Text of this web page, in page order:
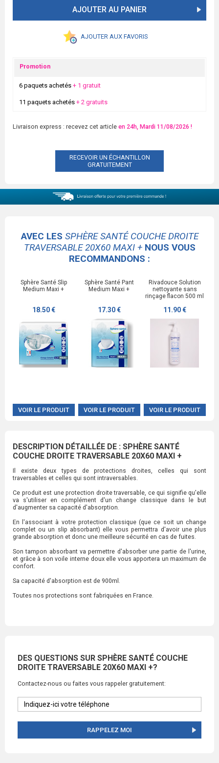
AJOUTER AU PANIER
AJOUTER AUX FAVORIS
Promotion
6 paquets achetés + 1 gratuit
11 paquets achetés + 2 gratuits
Livraison express : recevez cet article en 24h, Mardi 11/08/2026 !
RECEVOIR UN ÉCHANTILLON
GRATUITEMENT
AVEC LES SPHÈRE SANTÉ COUCHE DROITE
TRAVERSABLE 20X60 MAXI +NOUS VOUS
RECOMMANDONS :
Sphère Santé Slip
Medium Maxi +
18.50 €
VOIR LE PRODUIT
Sphère Santé Pant
Medium Maxi +
17.30 €
VOIR LE PRODUIT
Rivadouce Solution
nettoyante sans
rinçage flacon 500 ml
11.90 €
VOIR LE PRODUIT
DESCRIPTION DÉTAILLÉE DE : SPHÈRE SANTÉ
COUCHE DROITE TRAVERSABLE 20X60 MAXI +
Il existe deux types de protections droites, celles qui sont
traversables et celles qui sont intraversables.
Ce produit est une protection droite traversable, ce qui signifie qu'elle
va s'utiliser en complément d'un change classique dans le but
d'augmenter sa capacité d'absorption.
En l'associant à votre protection classique (que ce soit un change
complet ou un slip absorbant) elle vous permettra d'avoir une plus
grande absorption et donc une meilleure sécurité en cas de fuites.
Son tampon absorbant va permettre d'absorber une partie de l'urine,
et grâce à son voile interne doux elle vous apportera un maximum de
confort.
Sa capacité d'absorption est de 900ml.
Toutes nos protections sont fabriquées en France.
DES QUESTIONS SUR SPHÈRE SANTÉ COUCHE
DROITE TRAVERSABLE 20X60 MAXI +?
Contactez-nous ou faites vous rappeler gratuitement:
RAPPELEZ MOI